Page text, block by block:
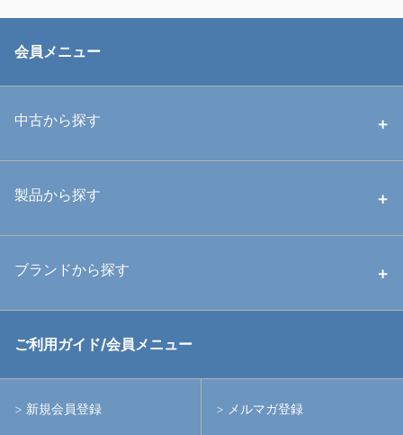
会員メニュー
中古から探す
中古ハウジング
中古アームシステム
製品から探す
ハウジング
ライト
ブランドから探す
RGBlue
イノン
ご利用ガイド/会員メニュー
新規会員登録 メルマガ登録